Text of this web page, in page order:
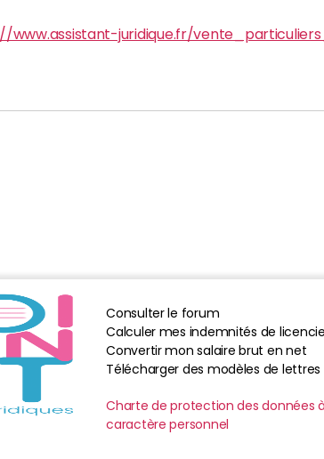
www.assistant-juridique.fr/
Consulter le forum
Calculer mes indemnités de
Convertir mon salaire brut en net
Télécharger des modèles de lettres
Charte de protection des données à
caractère personnel